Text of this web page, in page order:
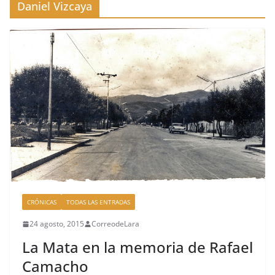
Daniel Vizcaya
CRÓNICAS TODAS LAS ENTRADAS
24 agosto, 2015 CorreodeLara
La Mata en la memoria de Rafael
Camacho